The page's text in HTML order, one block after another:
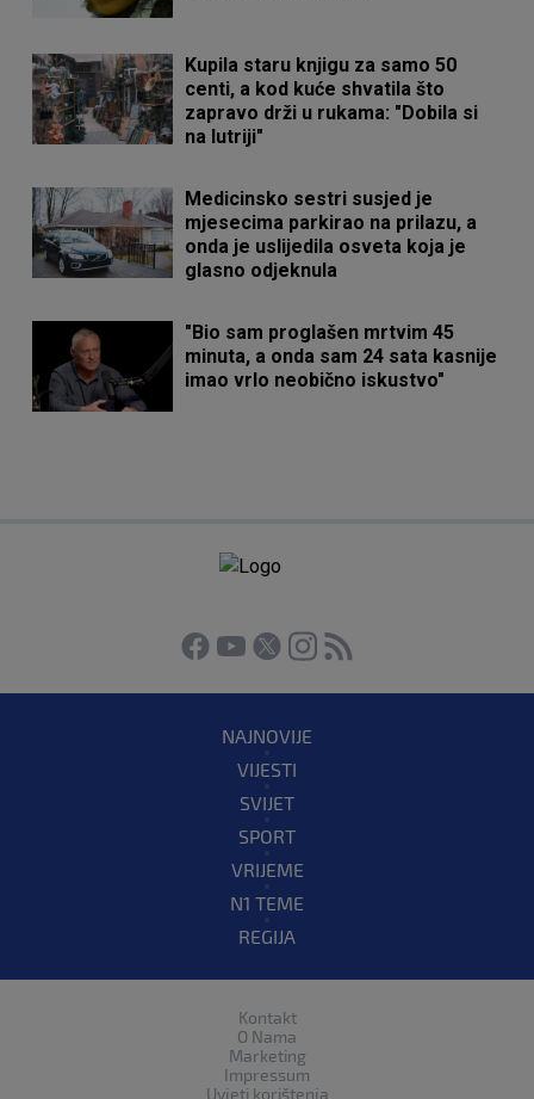
Kupila staru knjigu za samo 50
centi, a kod kuće shvatila što
zapravo drži u rukama: "Dobila si
na lutriji"
Medicinsko sestri susjed je
mjesecima parkirao na prilazu, a
onda je uslijedila osveta koja je
glasno odjeknula
"Bio sam proglašen mrtvim 45
minuta, a onda sam 24 sata kasnije
imao vrlo neobično iskustvo"
NAJNOVIJE
VIJESTI
SVIJET
SPORT
VRIJEME
N1 TEME
REGIJA
Kontakt
O Nama
Marketing
Impressum
Uvjeti korištenja